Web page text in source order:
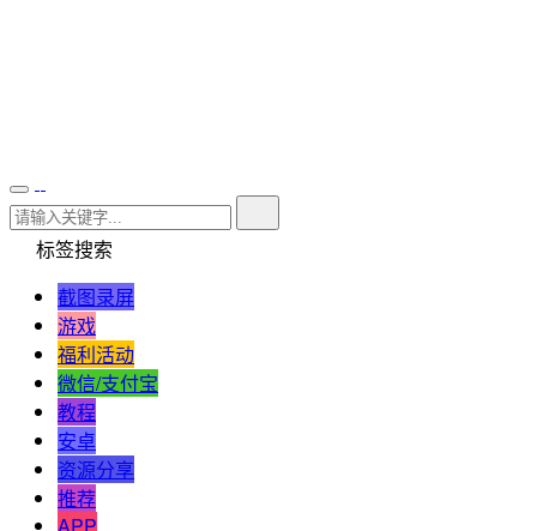
标签搜索
截图录屏
游戏
福利活动
微信/支付宝
教程
安卓
资源分享
推荐